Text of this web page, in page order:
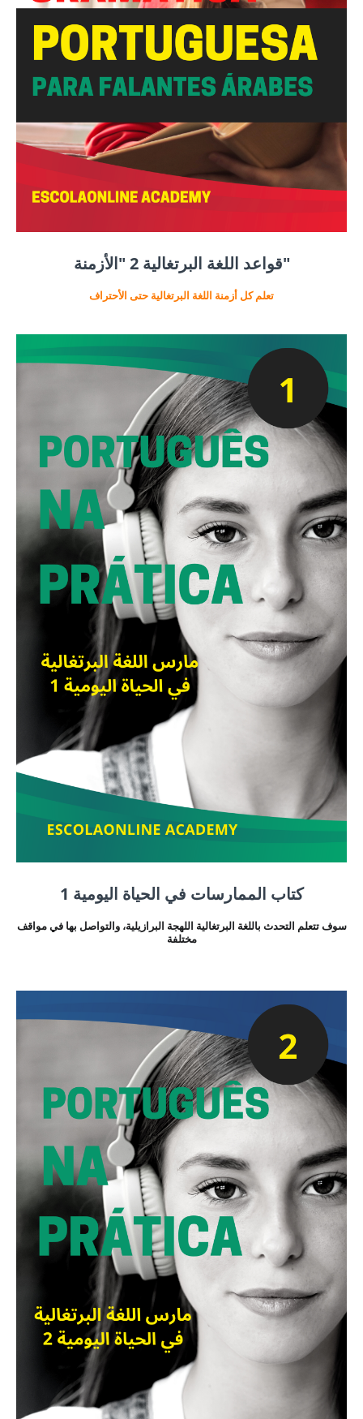
قواعد اللغة البرتغالية 2 "الأزمنة"
تعلم كل أزمنة اللغة البرتغالية حتى الأحتراف
كتاب الممارسات في الحياة اليومية 1
سوف تتعلم التحدث باللغة البرتغالية اللهجة البرازيلية، والتواصل بها في مواقف
مختلفة